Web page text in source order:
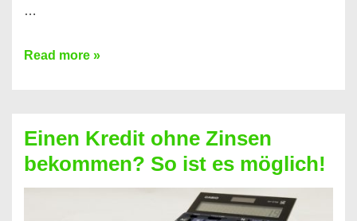
…
Ist
Festvertrag
für
jeden
Read more »
Einen Kredit ohne Zinsen
bekommen? So ist es möglich!